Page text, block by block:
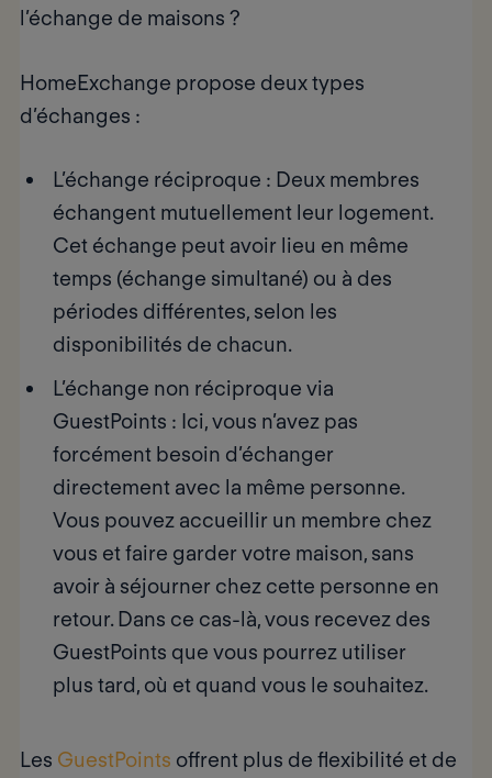
l’échange de maisons ?
HomeExchange propose deux types
d’échanges :
L’échange réciproque : Deux membres
échangent mutuellement leur logement.
Cet échange peut avoir lieu en même
temps (échange simultané) ou à des
périodes différentes, selon les
disponibilités de chacun.
L’échange non réciproque via
GuestPoints : Ici, vous n’avez pas
forcément besoin d’échanger
directement avec la même personne.
Vous pouvez accueillir un membre chez
vous et faire garder votre maison, sans
avoir à séjourner chez cette personne en
retour. Dans ce cas-là, vous recevez des
GuestPoints que vous pourrez utiliser
plus tard, où et quand vous le souhaitez.
Les GuestPoints offrent plus de flexibilité et de